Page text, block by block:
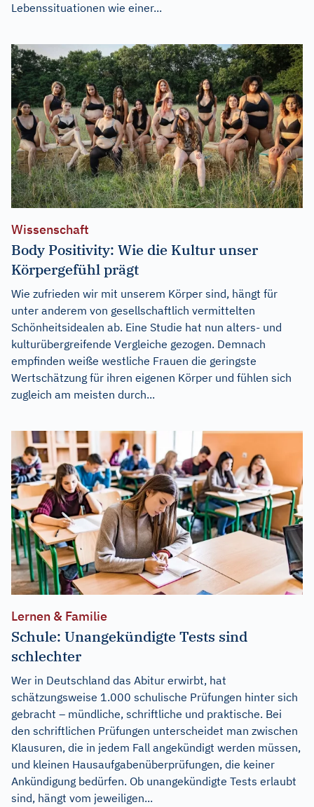
Lebenssituationen wie einer...
Wissenschaft
Body Positivity: Wie die Kultur unser
Körpergefühl prägt
Wie zufrieden wir mit unserem Körper sind, hängt für
unter anderem von gesellschaftlich vermittelten
Schönheitsidealen ab. Eine Studie hat nun alters- und
kulturübergreifende Vergleiche gezogen. Demnach
empfinden weiße westliche Frauen die geringste
Wertschätzung für ihren eigenen Körper und fühlen sich
zugleich am meisten durch...
Lernen & Familie
Schule: Unangekündigte Tests sind
schlechter
Wer in Deutschland das Abitur erwirbt, hat
schätzungsweise 1.000 schulische Prüfungen hinter sich
gebracht – mündliche, schriftliche und praktische. Bei
den schriftlichen Prüfungen unterscheidet man zwischen
Klausuren, die in jedem Fall angekündigt werden müssen,
und kleinen Hausaufgabenüberprüfungen, die keiner
Ankündigung bedürfen. Ob unangekündigte Tests erlaubt
sind, hängt vom jeweiligen...